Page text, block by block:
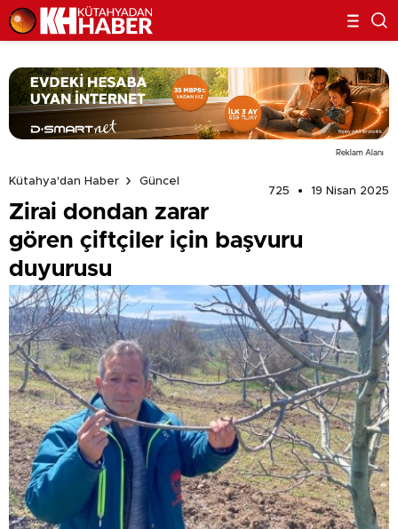
Reklam Alanı
Kütahya'dan Haber
Güncel
725
19 Nisan 2025
Zirai dondan zarar
gören çiftçiler için başvuru
duyurusu